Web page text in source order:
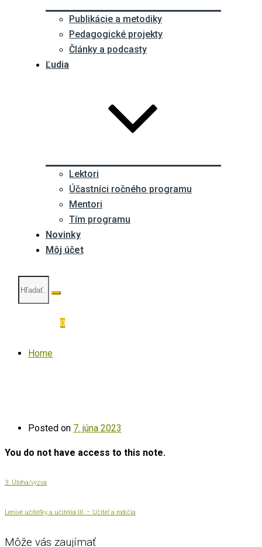
Publikácie a metodiky
Pedagogické projekty
Články a podcasty
Ľudia
Lektori
Účastníci ročného programu
Mentori
Tím programu
Novinky
Môj účet
0
Home
Posted on 7. júna 2023
You do not have access to this note.
3. Úloha/výzva
Lenivé učiteľky a učitelia III. – Učiteľ a rodičia
Môže vás zaujímať